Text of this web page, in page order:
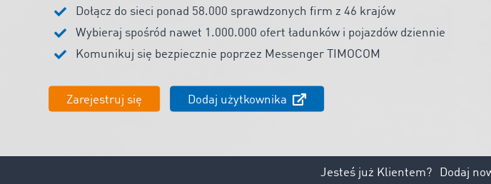
Dołącz do sieci ponad 58.000 sprawdzonych firm z 46 krajów
Wybieraj spośród nawet 1.000.000 ofert ładunków i pojazdów dziennie
Komunikuj się bezpiecznie poprzez Messenger TIMOCOM
Zarejestruj się Dodaj użytkownika
Jesteś już Klientem? Dodaj